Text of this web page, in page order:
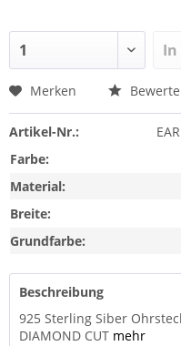
In
Merken
Artikel-Nr.:
Farbe:
Material:
Breite:
Grundfarbe:
Beschreibung
925 Sterling Siber
DIAMOND CUT mehr